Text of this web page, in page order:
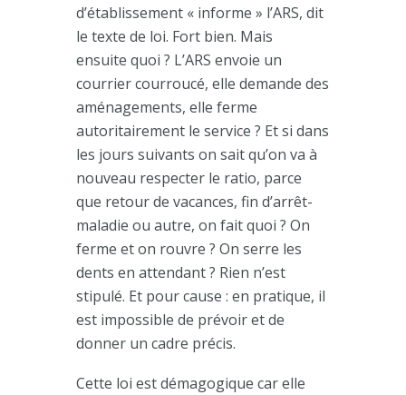
d’établissement « informe » l’ARS, dit
le texte de loi. Fort bien. Mais
ensuite quoi ? L’ARS envoie un
courrier courroucé, elle demande des
aménagements, elle ferme
autoritairement le service ? Et si dans
les jours suivants on sait qu’on va à
nouveau respecter le ratio, parce
que retour de vacances, fin d’arrêt-
maladie ou autre, on fait quoi ? On
ferme et on rouvre ? On serre les
dents en attendant ? Rien n’est
stipulé. Et pour cause : en pratique, il
est impossible de prévoir et de
donner un cadre précis.
Cette loi est démagogique car elle